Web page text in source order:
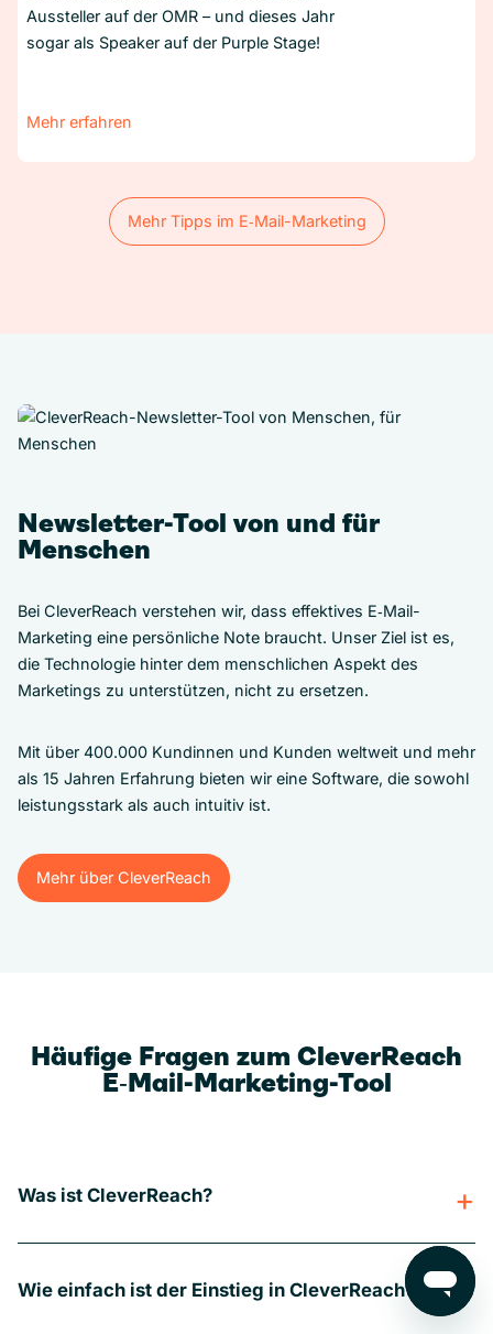
Aussteller auf der OMR – und dieses Jahr
sogar als Speaker auf der Purple Stage!
Mehr erfahren
Mehr Tipps im E‑Mail-Marketing
Mehr Tipps im E‑Mail-Marketing
Newsletter-Tool von und für
Menschen
Bei CleverReach verstehen wir, dass effektives E‑Mail-
Marketing eine persönliche Note braucht. Unser Ziel ist es,
die Technologie hinter dem menschlichen Aspekt des
Marketings zu unterstützen, nicht zu ersetzen.
Mit über 400.000 Kundinnen und Kunden weltweit und mehr
als 15 Jahren Erfahrung bieten wir eine Software, die sowohl
leistungsstark als auch intuitiv ist.
Mehr über CleverReach
Mehr über CleverReach
Häufige Fragen zum CleverReach
E‑Mail-Marketing-Tool
Was ist CleverReach?
Wie einfach ist der Einstieg in CleverReach?